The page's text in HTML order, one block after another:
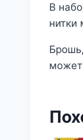
В
нитки
может